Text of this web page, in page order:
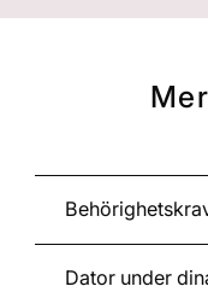
Dator under